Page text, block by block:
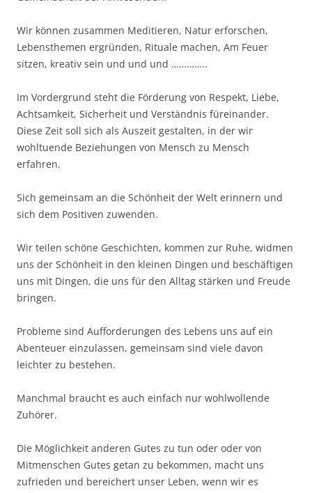
Wir können zusammen Meditieren, Natur erforschen,
Lebensthemen ergründen, Rituale machen, Am Feuer
sitzen, kreativ sein und und und …………..
Im Vordergrund steht die Förderung von Respekt, Liebe,
Achtsamkeit, Sicherheit und Verständnis füreinander.
Diese Zeit soll sich als Auszeit gestalten, in der wir
wohltuende Beziehungen von Mensch zu Mensch
erfahren.
Sich gemeinsam an die Schönheit der Welt erinnern und
sich dem Positiven zuwenden.
Wir teilen schöne Geschichten, kommen zur Ruhe, widmen
uns der Schönheit in den kleinen Dingen und beschäftigen
uns mit Dingen, die uns für den Alltag stärken und Freude
bringen.
Probleme sind Aufforderungen des Lebens uns auf ein
Abenteuer einzulassen, gemeinsam sind viele davon
leichter zu bestehen.
Manchmal braucht es auch einfach nur wohlwollende
Zuhörer.
Die Möglichkeit anderen Gutes zu tun oder oder von
Mitmenschen Gutes getan zu bekommen, macht uns
zufrieden und bereichert unser Leben, wenn wir es